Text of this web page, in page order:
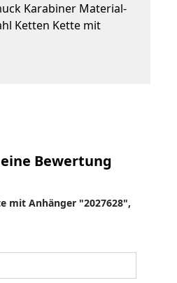
Karabiner Material-
Ketten Kette mit
Bewertung